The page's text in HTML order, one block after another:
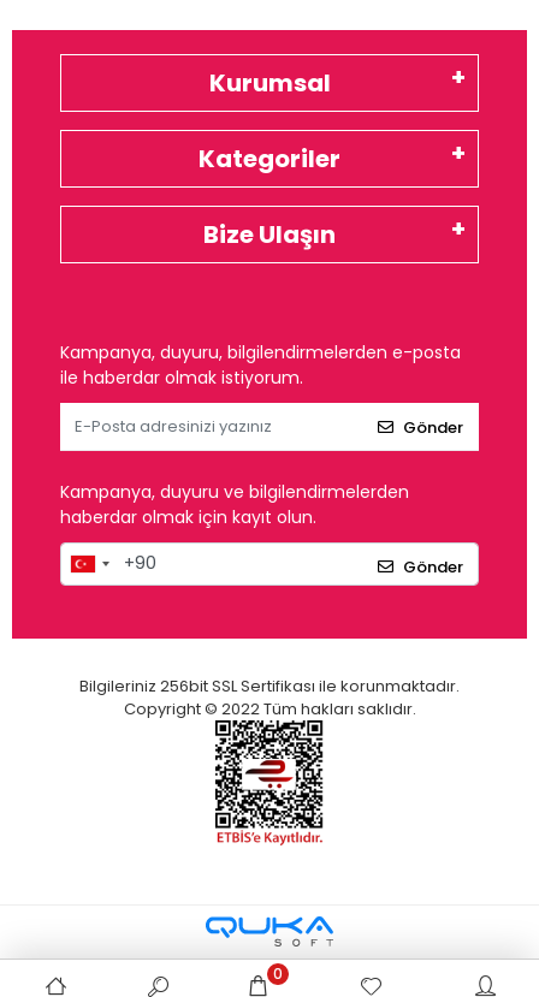
Kurumsal
Kategoriler
Bize Ulaşın
Kampanya, duyuru, bilgilendirmelerden e-posta
ile haberdar olmak istiyorum.
Gönder
Kampanya, duyuru ve bilgilendirmelerden
haberdar olmak için kayıt olun.
Gönder
Bilgileriniz 256bit SSL Sertifikası ile korunmaktadır.
Copyright © 2022 Tüm hakları saklıdır.
0